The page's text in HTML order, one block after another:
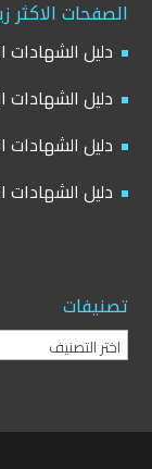
الصفحات الاكثر
دليل الشهادات
دليل الشهادات
دليل الشهادات
دليل الشهادات
تصنيفات
تصنيفات